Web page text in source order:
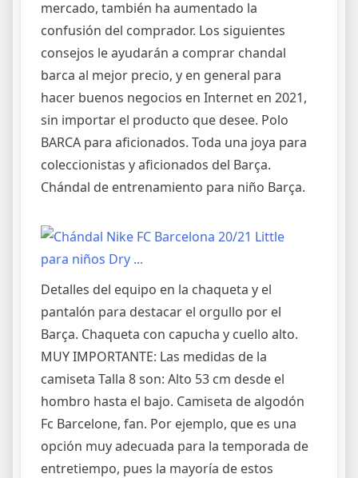
mercado, también ha aumentado la
confusión del comprador. Los siguientes
consejos le ayudarán a comprar chandal
barca al mejor precio, y en general para
hacer buenos negocios en Internet en 2021,
sin importar el producto que desee. Polo
BARCA para aficionados. Toda una joya para
coleccionistas y aficionados del Barça.
Chándal de entrenamiento para niño Barça.
Detalles del equipo en la chaqueta y el
pantalón para destacar el orgullo por el
Barça. Chaqueta con capucha y cuello alto.
MUY IMPORTANTE: Las medidas de la
camiseta Talla 8 son: Alto 53 cm desde el
hombro hasta el bajo. Camiseta de algodón
Fc Barcelone, fan. Por ejemplo, que es una
opción muy adecuada para la temporada de
entretiempo, pues la mayoría de estos